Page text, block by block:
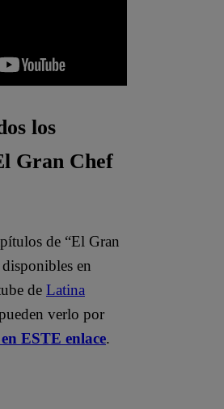
los
Gran Chef
de “El Gran
en
de Latina
verlo por
ESTE enlace.